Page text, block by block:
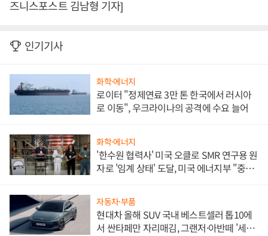
즈니스포스트 김남형 기자]
인기기사
화학·에너지
로이터 "정제연료 3만 톤 한국에서 러시아
로 이동", 우크라이나의 공격에 수요 늘어
화학·에너지
'한수원 협력사' 미국 오클로 SMR 연구용 원
자로 '임계 상태' 도달, 미국 에너지부 "중요
자동차·부품
현대차 올해 SUV 국내 베스트셀러 톱10에
서 싼타페만 자리매김, 그랜저·아반떼 '세단